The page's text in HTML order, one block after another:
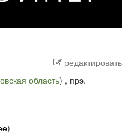
редактировать
область) , прэ.
)